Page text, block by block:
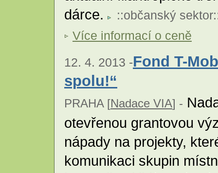
dárce.
::občanský sektor
Více informací o ceně
12. 4. 2013 -Fond T-
spolu!“
PRAHA [Nadace VIA] -
otevřenou grantovou
nápady na projekty,
komunikaci skupin